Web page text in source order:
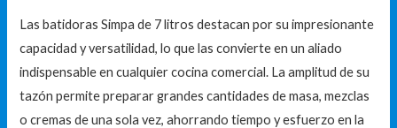
Las batidoras Simpa de 7 litros destacan por su impresionante
capacidad y versatilidad, lo que las convierte en un aliado
indispensable en cualquier cocina comercial. La amplitud de su
tazón permite preparar grandes cantidades de masa, mezclas
o cremas de una sola vez, ahorrando tiempo y esfuerzo en la